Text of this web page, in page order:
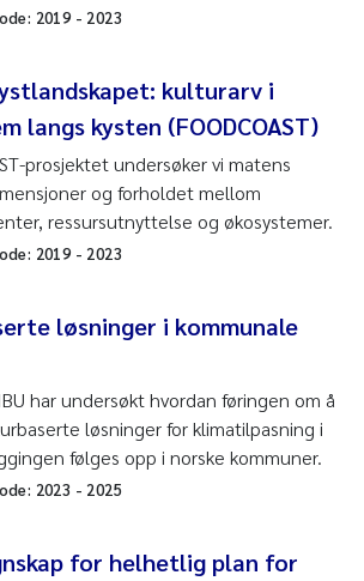
2019- 2023
kulturarv i
langs kysten (FOODCOAST)
prosjektet undersøker vi matens
og forholdet mellom
ressursutnyttelse og økosystemer.
2019- 2023
løsninger i kommunale
har undersøkt hvordan føringen om å
løsninger for klimatilpasning i
følges opp i norske kommuner.
2023 - 2025
for helhetlig plan for